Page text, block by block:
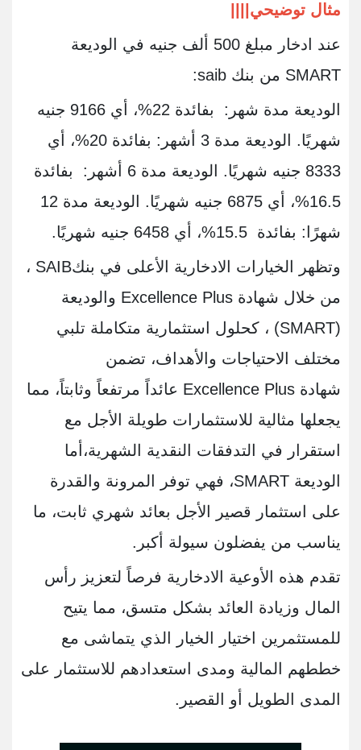
مثال توضيحي
عند ادخار مبلغ 500 ألف جنيه في الوديعة
SMART من بنك saib:
الوديعة مدة شهر: بفائدة 22%، أي 9166 جنيه
شهريًا. الوديعة مدة 3 أشهر: بفائدة 20%، أي
8333 جنيه شهريًا. الوديعة مدة 6 أشهر: بفائدة
16.5%، أي 6875 جنيه شهريًا. الوديعة مدة 12
شهرًا: بفائدة 15.5%، أي 6458 جنيه شهريًا.
وتظهر الخيارات الادخارية الأعلى في بنكSAIB ،
من خلال شهادة Excellence Plus والوديعة
(SMART) ، كحلول استثمارية متكاملة تلبي
مختلف الاحتياجات والأهداف، تضمن
شهادة Excellence Plus عائداً مرتفعاً وثابتاً، مما
يجعلها مثالية للاستثمارات طويلة الأجل مع
استقرار في التدفقات النقدية الشهرية،أما
الوديعة SMART، فهي توفر المرونة والقدرة
على استثمار قصير الأجل بعائد شهري ثابت، ما
يناسب من يفضلون سيولة أكبر .
تقدم هذه الأوعية الادخارية فرصاً لتعزيز رأس
المال وزيادة العائد بشكل متسق، مما يتيح
للمستثمرين اختيار الخيار الذي يتماشى مع
خططهم المالية ومدى استعدادهم للاستثمار على
المدى الطويل أو القصير.